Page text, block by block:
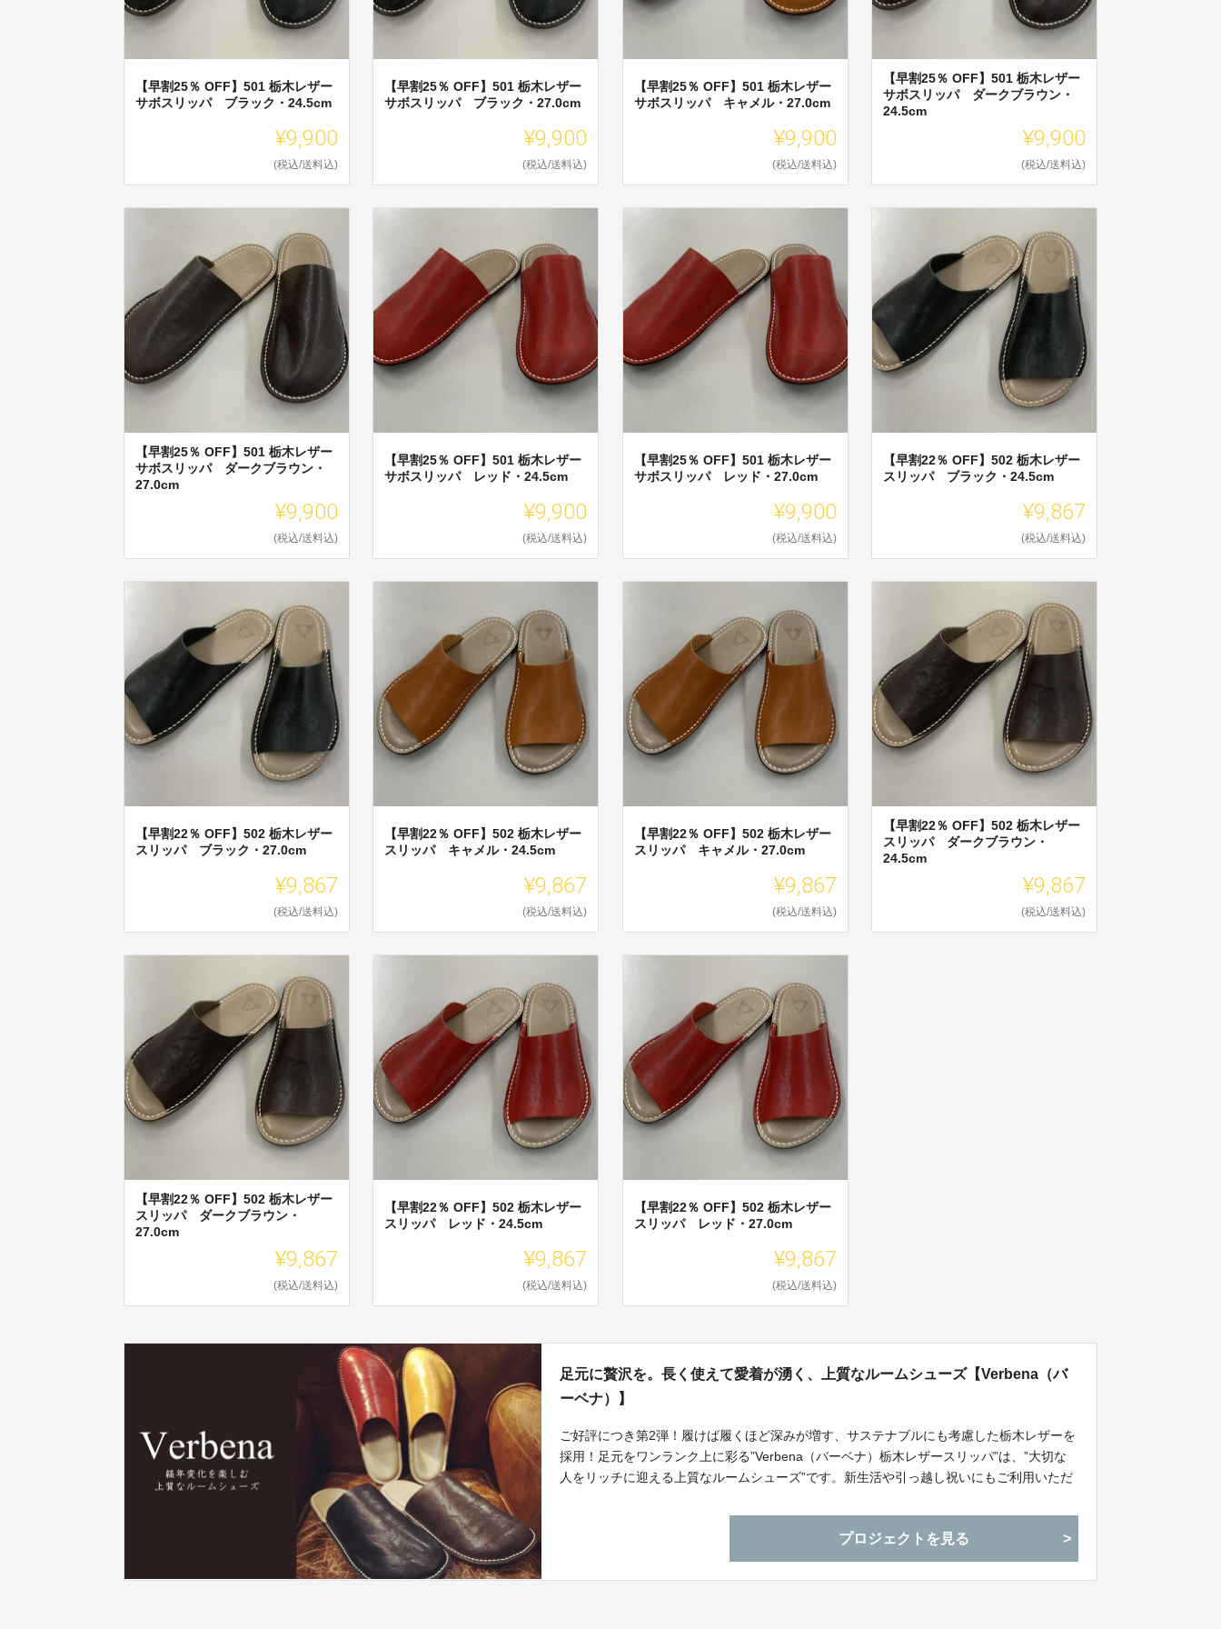
【早割25％ OFF】501 栃木レザー
サボスリッパ ブラック・24.5cm
¥9,900
(税込/送料込)
【早割25％ OFF】501 栃木レザー
サボスリッパ ブラック・27.0cm
¥9,900
(税込/送料込)
【早割25％ OFF】501 栃木レザー
サボスリッパ キャメル・27.0cm
¥9,900
(税込/送料込)
【早割25％ OFF】501 栃木レザー
サボスリッパ ダークブラウン・
24.5cm
¥9,900
(税込/送料込)
【早割25％ OFF】501 栃木レザー
サボスリッパ ダークブラウン・
27.0cm
¥9,900
(税込/送料込)
【早割25％ OFF】501 栃木レザー
サボスリッパ レッド・24.5cm
¥9,900
(税込/送料込)
【早割25％ OFF】501 栃木レザー
サボスリッパ レッド・27.0cm
¥9,900
(税込/送料込)
【早割22％ OFF】502 栃木レザー
スリッパ ブラック・24.5cm
¥9,867
(税込/送料込)
【早割22％ OFF】502 栃木レザー
スリッパ ブラック・27.0cm
¥9,867
(税込/送料込)
【早割22％ OFF】502 栃木レザー
スリッパ キャメル・24.5cm
¥9,867
(税込/送料込)
【早割22％ OFF】502 栃木レザー
スリッパ キャメル・27.0cm
¥9,867
(税込/送料込)
【早割22％ OFF】502 栃木レザー
スリッパ ダークブラウン・
24.5cm
¥9,867
(税込/送料込)
【早割22％ OFF】502 栃木レザー
スリッパ ダークブラウン・
27.0cm
¥9,867
(税込/送料込)
【早割22％ OFF】502 栃木レザー
スリッパ レッド・24.5cm
¥9,867
(税込/送料込)
【早割22％ OFF】502 栃木レザー
スリッパ レッド・27.0cm
¥9,867
(税込/送料込)
足元に贅沢を。長く使えて愛着が湧く、上質なルームシューズ【Verbena（バ
ーベナ）】
ご好評につき第2弾！履けば履くほど深みが増す、サステナブルにも考慮した栃木レザーを
採用！足元をワンランク上に彩る”Verbena（バーベナ）栃木レザースリッパ”は、”大切な
人をリッチに迎える上質なルームシューズ”です。新生活や引っ越し祝いにもご利用いただ
プロジェクトを見る